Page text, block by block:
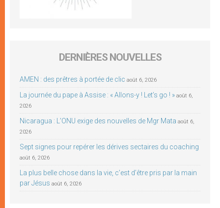
DERNIÈRES NOUVELLES
AMEN : des prêtres à portée de clic août 6, 2026
La journée du pape à Assise : « Allons-y ! Let’s go ! » août 6,
2026
Nicaragua : L’ONU exige des nouvelles de Mgr Mata août 6,
2026
Sept signes pour repérer les dérives sectaires du coaching
août 6, 2026
La plus belle chose dans la vie, c’est d’être pris par la main
par Jésus août 6, 2026